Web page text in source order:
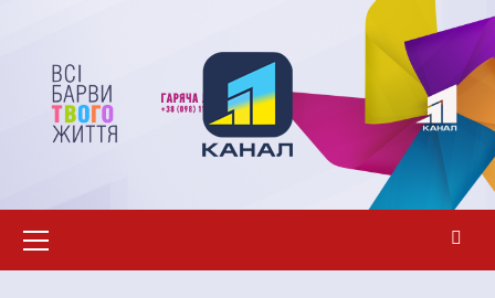
вмісту
меню